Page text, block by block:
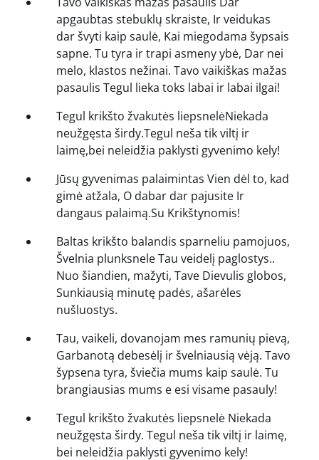
apgaubtas stebuklų skraiste, Ir veidukas
dar švyti kaip saulė, Kai miegodama šypsais
sapne. Tu tyra ir trapi asmeny ybė, Dar nei
melo, klastos nežinai. Tavo vaikiškas mažas
pasaulis Tegul lieka toks labai ir labai ilgai!
Tegul krikšto žvakutės liepsnelėNiekada
neužgęsta širdy.Tegul neša tik viltį ir
laimę,bei neleidžia paklysti gyvenimo kely!
Jūsų gyvenimas palaimintas Vien dėl to, kad
gimė atžala, O dabar dar pajusite Ir
dangaus palaimą.Su Krikštynomis!
Baltas krikšto balandis sparneliu pamojuos,
Švelnia plunksnele Tau veidelį paglostys..
Nuo šiandien, mažyti, Tave Dievulis globos,
Sunkiausią minutę padės, ašarėles
nušluostys.
Tau, vaikeli, dovanojam mes ramunių pievą,
Garbanotą debesėlį ir švelniausią vėją. Tavo
šypsena tyra, šviečia mums kaip saulė. Tu
brangiausias mums e esi visame pasauly!
Tegul krikšto žvakutės liepsnelė Niekada
neužgęsta širdy. Tegul neša tik viltį ir laimę,
bei neleidžia paklysti gyvenimo kely!